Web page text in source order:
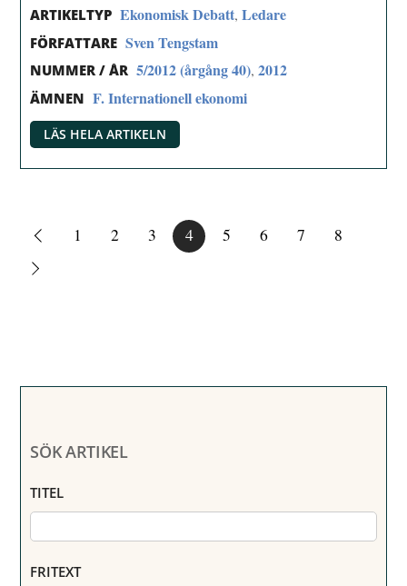
ARTIKELTYP Ekonomisk Debatt,Ledare
FÖRFATTARE Sven Tengstam
NUMMER / ÅR 5/2012 (årgång 40),2012
ÄMNEN F. Internationell ekonomi
LÄS HELA ARTIKELN
1 2 3 4 5 6 7 8
SÖK ARTIKEL
TITEL
FRITEXT